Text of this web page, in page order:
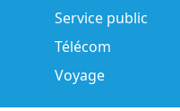
Service public
Télécom
Voyage